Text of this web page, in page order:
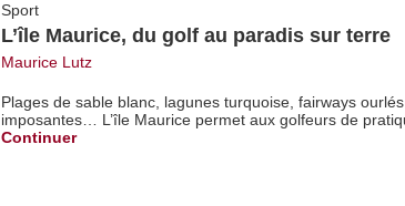
Sport
L’île Maurice, du golf au paradis sur terre
Maurice Lutz
Plages de sable blanc, lagunes turquoise, fairways
imposantes… L’île Maurice permet aux golfeurs de
Continuer